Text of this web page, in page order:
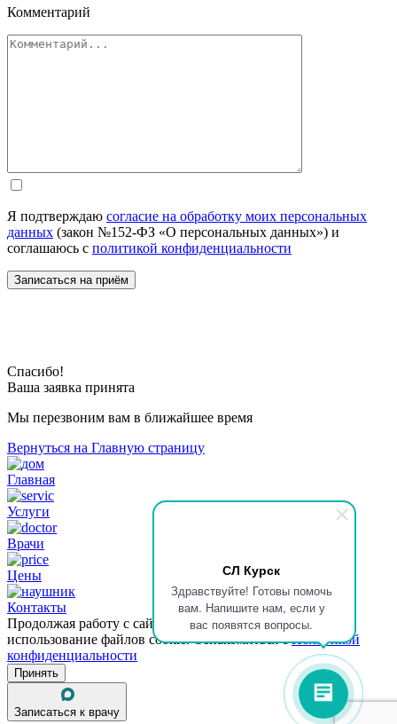
СЛ Курск
Здравствуйте! Готовы помочь
вам. Напишите нам, если у
вас появятся вопросы.
Комментарий
Я подтверждаю согласие на обработку моих персональных
данных (закон №152-ФЗ «О персональных данных») и
соглашаюсь с политикой конфиденциальности
Спасибо!
Ваша заявка принята
Мы перезвоним вам в ближайшее время
Вернуться на Главную страницу
Главная
Услуги
Врачи
Цены
Контакты
Продолжая работу с сайтом, вы даете согласие на
использование файлов cookie. Ознакомиться сПолитикой
конфиденциальности
Принять
Записаться к врачу